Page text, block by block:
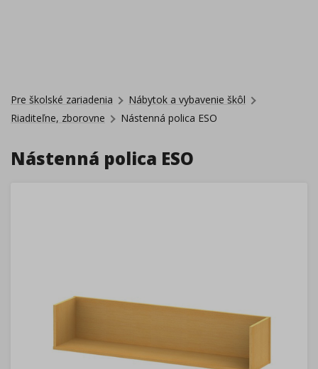
Pre školské zariadenia
Nábytok a vybavenie škôl
Riaditeľne, zborovne
Nástenná polica ESO
Nástenná polica ESO